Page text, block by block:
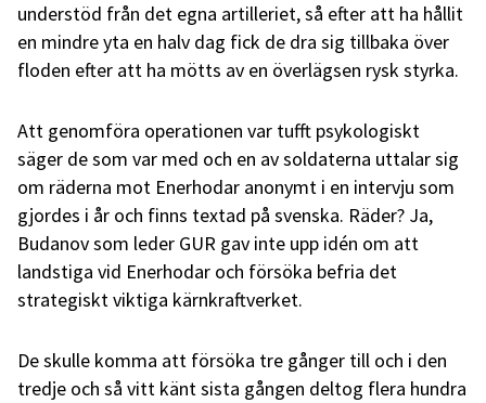
understöd från det egna artilleriet, så efter att ha hållit
en mindre yta en halv dag fick de dra sig tillbaka över
floden efter att ha mötts av en överlägsen rysk styrka.
Att genomföra operationen var tufft psykologiskt
säger de som var med och en av soldaterna uttalar sig
om räderna mot Enerhodar anonymt i en intervju som
gjordes i år och finns textad på svenska. Räder? Ja,
Budanov som leder GUR gav inte upp idén om att
landstiga vid Enerhodar och försöka befria det
strategiskt viktiga kärnkraftverket.
De skulle komma att försöka tre gånger till och i den
tredje och så vitt känt sista gången deltog flera hundra